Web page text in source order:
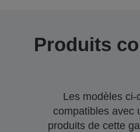
Produits
Les modèles
compatibles avec
produits de cette